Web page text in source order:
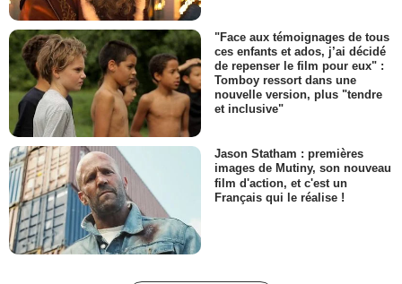
"Face aux témoignages de tous
ces enfants et ados, j’ai décidé
de repenser le film pour eux" :
Tomboy ressort dans une
nouvelle version, plus "tendre
et inclusive"
Jason Statham : premières
images de Mutiny, son nouveau
film d'action, et c'est un
Français qui le réalise !